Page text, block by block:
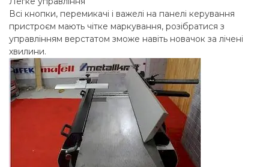
Всі кнопки, перемикачі і важелі на панелі керування
пристроєм мають чітке маркування, розібратися з
управлінням верстатом зможе навіть новачок за лічені
хвилини.